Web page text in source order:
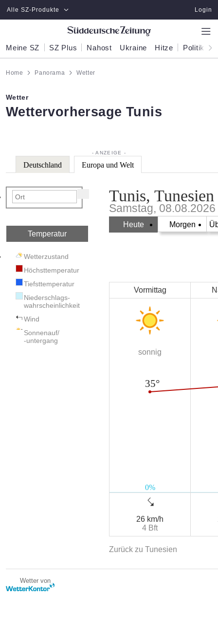
Zum Hauptinhalt springen
Alle SZ-Produkte Login
Meine SZ SZ Plus Nahost Ukraine Hitze Politik
Home Panorama Wetter
Wetter
:
Wettervorhersage Tunis
Deutschland Europa und Welt
Temperatur
Wetterzustand
Höchsttemperatur
Tiefsttemperatur
Niederschlags-
wahrscheinlichkeit
Wind
Sonnenauf/
-untergang
Tunis, Tunesien
Samstag, 08.08.2026
Heute Morgen
Vormittag
sonnig
26 km/h
4 Bft
Zurück zu Tunesien
Wetter von